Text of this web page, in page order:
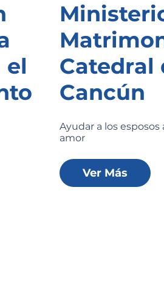
el
Catedral
Cancún
Ayudar a los esposos
amor
Ver Más